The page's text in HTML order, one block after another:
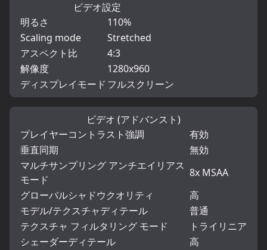
ビデオ設定
明るさ
110%
Scaling mode
Stretched
アスペクト比
4:3
解像度
1280x960
ディスプレイモード フルスクリーン
ビデオ (アドバンスト)
プレイヤーコントラスト強調
有効
垂直同期
無効
マルチサンプリング アンチエイリアス
モード
8x MSAA
グローバルシャドウクオリティ
高
モデル/テクスチャディテール
普通
テクスチャ フィルタリング モード
トライリニア
シェーダーディテール
高